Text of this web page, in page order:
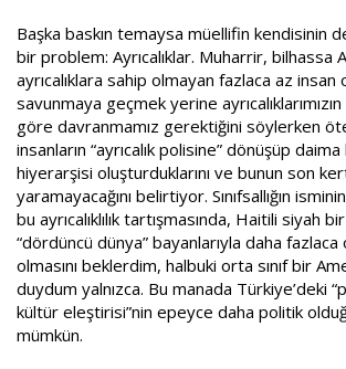
Başka baskın temaysa müellifin kendisinin
bir problem: Ayrıcalıklar. Muharrir, bilhassa
ayrıcalıklara sahip olmayan fazlaca az insan
savunmaya geçmek yerine
göre davranmamız gerektiğini söylerken
insanların “ayrıcalık polisine” dönüşüp daima
hiyerarşisi oluşturduklarını ve bunun son
yaramayacağını belirtiyor. Sınıfsallığın
bu ayrıcalıklılık tartışmasında, Haitili siyah
“dördüncü dünya” bayanlarıyla daha fazlaca
olmasını beklerdim, halbuki orta sınıf bir
duydum yalnızca. Bu manada Türkiye’deki
kültür eleştirisi”nin epeyce daha politik
mümkün.